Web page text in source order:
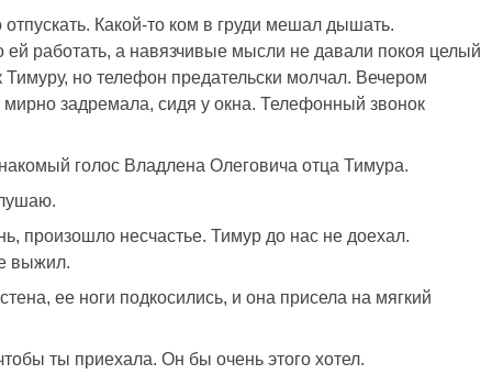
отпускать. Какой-то ком в груди мешал дышать.
работать, а навязчивые мысли не давали покоя целый
но телефон предательски молчал. Вечером
задремала, сидя у окна. Телефонный звонок
голос Владлена Олеговича отца Тимура.
произошло несчастье. Тимур до нас не доехал.
выжил.
ее ноги подкосились, и она присела на мягкий
ты приехала. Он бы очень этого хотел.